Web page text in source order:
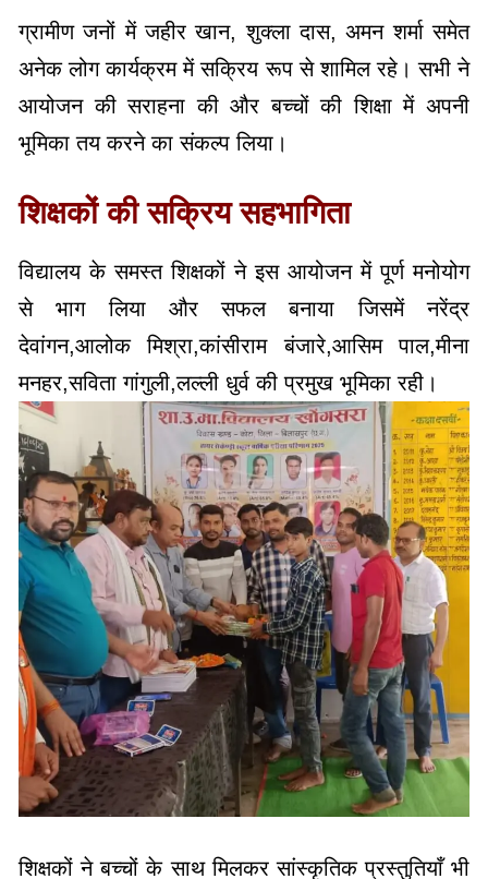
आयोजन की सराहना की और बच्चों की शिक्षा में अपनी
भूमिका तय करने का संकल्प लिया।
शिक्षकों की सक्रिय सहभागिता
विद्यालय के समस्त शिक्षकों ने इस आयोजन में पूर्ण मनोयोग
से भाग लिया और सफल बनाया जिसमें नरेंद्र
देवांगन,आलोक मिश्रा,कांसीराम बंजारे,आसिम पाल,मीना
मनहर,सविता गांगुली,लल्ली धुर्व की प्रमुख भूमिका रही।
शिक्षकों ने बच्चों के साथ मिलकर सांस्कृतिक प्रस्तुतियाँ भी